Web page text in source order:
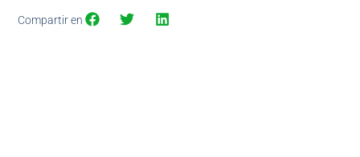
Compartir en